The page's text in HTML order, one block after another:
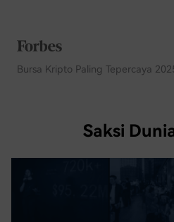
Bursa Kripto Paling Tepercaya
Saksi